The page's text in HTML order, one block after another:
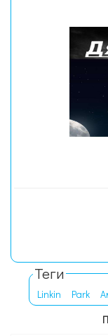
Теги
Linkin Park